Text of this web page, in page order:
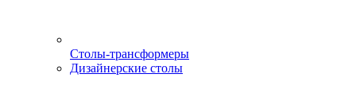
Столы-трансформеры
Дизайнерские столы